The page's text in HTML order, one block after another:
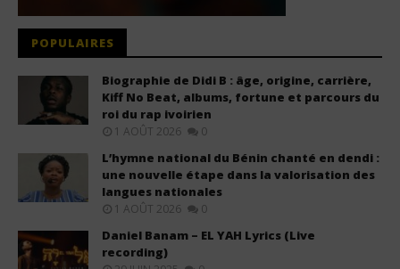
POPULAIRES
Biographie de Didi B : âge, origine, carrière,
Kiff No Beat, albums, fortune et parcours du
roi du rap ivoirien
1 AOÛT 2026 0
L’hymne national du Bénin chanté en dendi :
une nouvelle étape dans la valorisation des
langues nationales
1 AOÛT 2026 0
Daniel Banam – EL YAH Lyrics (Live
recording)